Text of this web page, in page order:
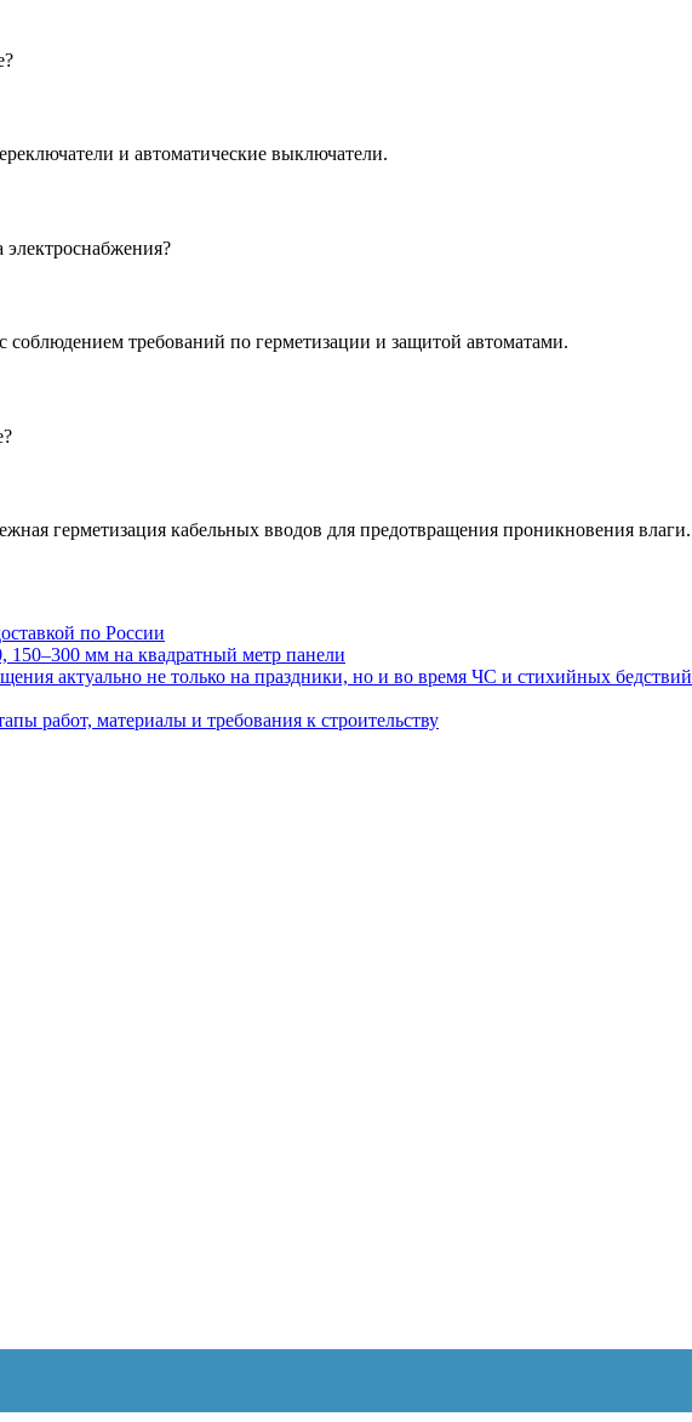
и автоматические выключатели.
электроснабжения?
требований по герметизации и защитой автоматами.
герметизация кабельных вводов для предотвращения проникновения влаги.
по России
150–300 мм на квадратный метр панели
актуально не только на праздники, но и во время ЧС и стихийных бедствий
работ, материалы и требования к строительству